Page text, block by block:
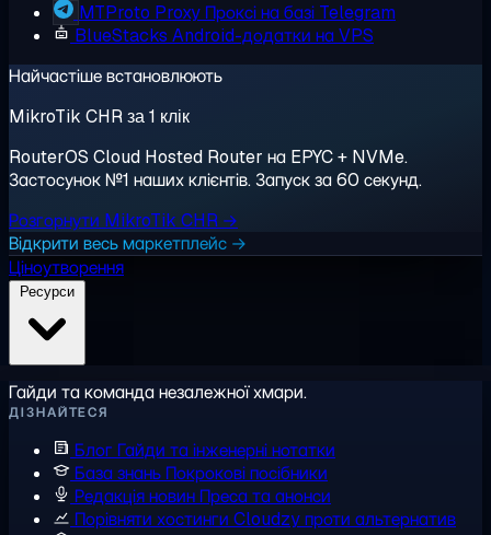
MTProto Proxy Проксі на базі Telegram
BlueStacks Android-додатки на VPS
Найчастіше встановлюють
MikroTik CHR за 1 клік
RouterOS Cloud Hosted Router на EPYC + NVMe.
Застосунок №1 наших клієнтів. Запуск за 60 секунд.
Розгорнути MikroTik CHR →
Відкрити весь маркетплейс →
Ціноутворення
Гайди та команда незалежної хмари.
ДІЗНАЙТЕСЯ
Блог Гайди та інженерні нотатки
База знань Покрокові посібники
Редакція новин Преса та анонси
Порівняти хостинги Cloudzy проти альтернатив